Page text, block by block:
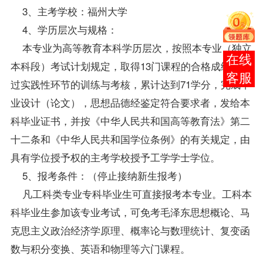
3、主考学校：福州大学
4、学历层次与规格：
本专业为高等教育本科学历层次，按照本专业（独立
本科段）考试计划规定，取得13门课程的合格成绩，通
过实践性环节的训练与考核，累计达到71学分，完成毕
业设计（论文），思想品德经鉴定符合要求者，发给本
科毕业证书，并按《中华人民共和国高等教育法》第二
十二条和《中华人民共和国学位条例》的有关规定，由
具有学位授予权的主考学校授予工学学士学位。
5、 报考条件：（停止接纳新生报考）
凡工科类专业专科毕业生可直接报考本专业。工科本
科毕业生参加该专业考试，可免考毛泽东思想概论、马
克思主义政治经济学原理、概率论与数理统计、复变函
数与积分变换、英语和物理等六门课程。
报考
咨询